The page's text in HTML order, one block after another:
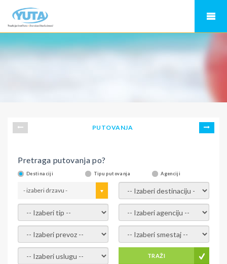
PUTOVANJA
Pretraga putovanja po?
Destinaciji Tipu putovanja Agenciji
- izaberi drzavu - - izaberi destinaciju -
- izaberi tip - - izaberi agenciju -
- izaberi prevoz - - Izaberite smestaj -
- Izaberite uslugu - TRAŽI